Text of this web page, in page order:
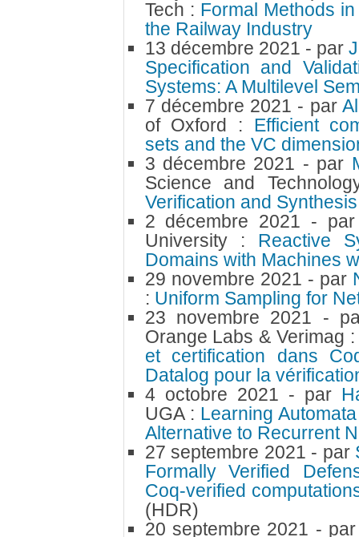
Tech : Formal Methods
the Railway Industry
13 décembre 2021 - par
Specification and
Systems: A Multilevel
7 décembre 2021 - par
of Oxford : Efficient
sets and the VC
3 décembre 2021 - par
Science and
Verification and
2 décembre 2021 -
University : Reactive
Domains with Machines
29 novembre 2021 - par
: Uniform Sampling for
23 novembre 2021 -
Orange Labs & Verimag
et certification dans
Datalog pour la
4 octobre 2021 - par
UGA : Learning
Alternative to Recurrent
27 septembre 2021 - par
Formally Verified
Coq-verified
(HDR)
20 septembre 2021 -